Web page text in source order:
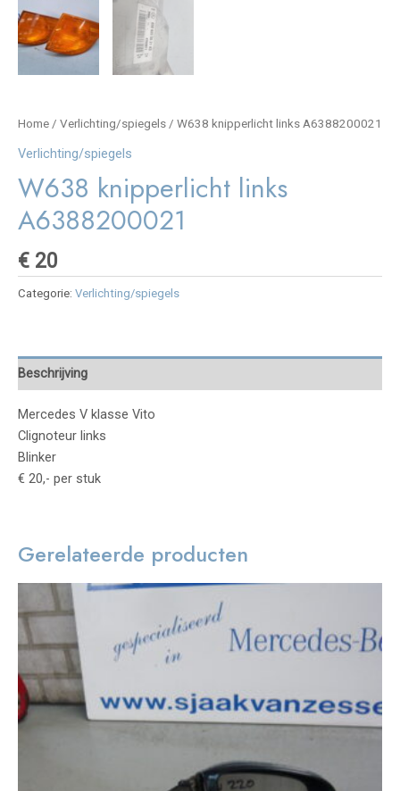
Home / Verlichting/spiegels / W638 knipperlicht links A6388200021
Verlichting/spiegels
W638 knipperlicht links
A6388200021
€ 20
Categorie: Verlichting/spiegels
Beschrijving
Mercedes V klasse Vito
Clignoteur links
Blinker
€ 20,- per stuk
Gerelateerde producten